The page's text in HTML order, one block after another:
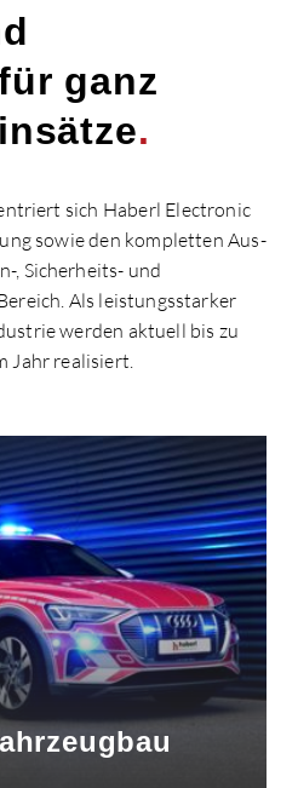
ganz
.
sich Haberl Electronic
sowie den kompletten Aus-
, Sicherheits- und
Als leistungsstarker
werden aktuell bis zu
Jahr realisiert.